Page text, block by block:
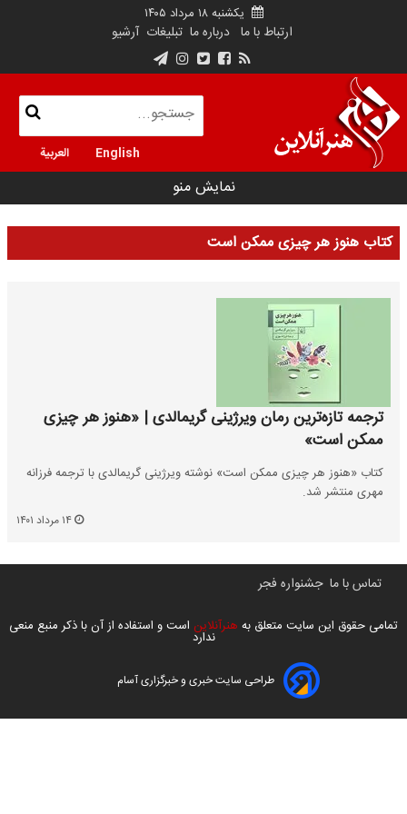
یکشنبه ۱۸ مرداد ۱۴۰۵
ارتباط با ما درباره ما تبلیغات آرشیو
English العربية
نمایش منو
کتاب هنوز هر چیزی ممکن است
ترجمه تازه‌ترین رمان ویرژینی گریمالدی | «هنوز هر چیزی
ممکن است»
کتاب «هنوز هر چیزی ممکن است» نوشته ویرژینی گریمالدی با ترجمه فرزانه
مهری منتشر شد.
تماس با ما جشنواره فجر
تمامی حقوق این سایت متعلق به هنرآنلاین است و استفاده از آن با ذکر منبع منعی
ندارد
طراحی سایت خبری و خبرگزاری آسام